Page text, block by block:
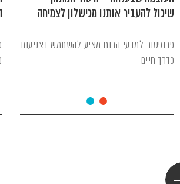
שיכול להעביר אותנו מכישלון לצמיחה
פרופסור למדעי הרוח מציע להשתמש בצניעות
כדרך חיים